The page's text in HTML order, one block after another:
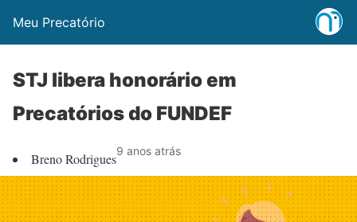
Meu Precatório
STJ libera honorário em
Precatórios do FUNDEF
Breno Rodrigues9 anos atrás